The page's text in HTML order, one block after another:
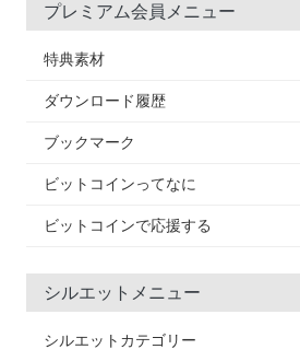
プレミアム会員メニュー
特典素材
ダウンロード履歴
ブックマーク
ビットコインってなに
ビットコインで応援する
シルエットメニュー
シルエットカテゴリー